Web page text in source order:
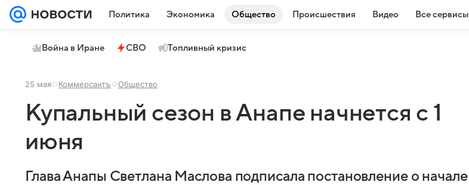
Политика Экономика Общество Происшествия Видео Все сервисы
Война в Иране СВО Топливный кризис
25 мая Коммерсантъ Общество
Купальный сезон в Анапе начнется с 1
июня
Глава Анапы Светлана Маслова подписала постановление о начале